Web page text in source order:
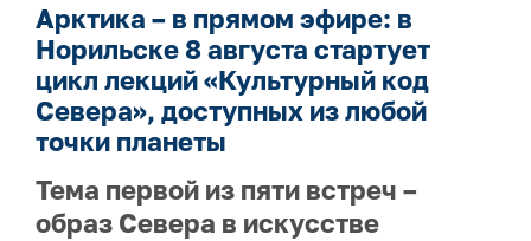
Арктика – в прямом эфире: в
Норильске 8 августа стартует
цикл лекций «Культурный код
Севера», доступных из любой
точки планеты
Тема первой из пяти встреч –
образ Севера в искусстве